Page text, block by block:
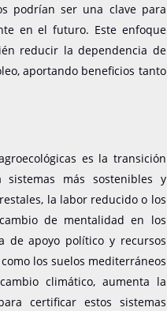
podrían ser una clave para
en el futuro. Este enfoque
reducir la dependencia de
aportando beneficios tanto
es la transición
más sostenibles y
la labor reducido o los
de mentalidad en los
de apoyo político y recursos
los suelos mediterráneos
climático, aumenta la
certificar estos sistemas